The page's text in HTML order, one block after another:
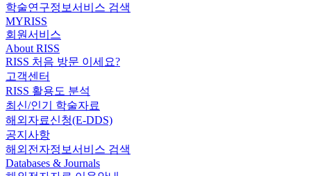
학술연구정보서비스 검색
MYRISS
회원서비스
About RISS
RISS 처음 방문 이세요?
고객센터
RISS 활용도 분석
최신/인기 학술자료
해외자료신청(E-DDS)
공지사항
해외전자정보서비스 검색
Databases & Journals